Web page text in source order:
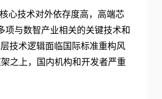
心技术对外依存度高，高端芯
项与数智产业相关的关键技术和
技术逻辑面临国际标准重构风
之上，国内机构和开发者严重